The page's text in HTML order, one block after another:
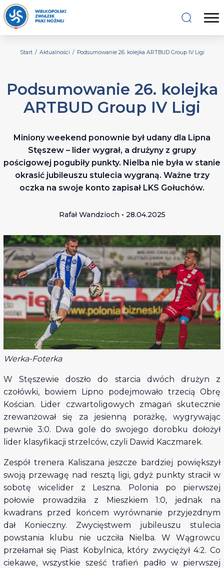
Start / Aktualności / Podsumowanie 26. kolejka ARTBUD Group IV Ligi
Podsumowanie 26. kolejka
ARTBUD Group IV Ligi
Miniony weekend ponownie był udany dla Lipna
Stęszew – lider wygrał, a drużyny z grupy
pościgowej pogubiły punkty. Nielba nie była w stanie
okrasić jubileuszu stulecia wygraną. Ważne trzy
oczka na swoje konto zapisał LKS Gołuchów.
Rafał Wandzioch • 28.04.2025
Werka-Foterka
W Stęszewie doszło do starcia dwóch drużyn z
czołówki, bowiem Lipno podejmowało trzecią Obrę
Kościan. Lider czwartoligowych zmagań skutecznie
zrewanżował się za jesienną porażkę, wygrywając
pewnie 3:0. Dwa gole do swojego dorobku dołożył
lider klasyfikacji strzelców, czyli Dawid Kaczmarek.
Zespół trenera Kaliszana jeszcze bardziej powiększył
swoją przewagę nad resztą ligi, gdyż punkty stracił w
sobotę wicelider z Leszna. Polonia po pierwszej
połowie prowadziła z Mieszkiem 1:0, jednak na
kwadrans przed końcem wyrównanie przyjezdnym
dał Konieczny. Zwycięstwem jubileuszu stulecia
powstania klubu nie uczciła Nielba. W Wągrowcu
przełamał się Piast Kobylnica, który zwyciężył 4:2. Co
ciekawe, wszystkie sześć trafień padło w pierwszej